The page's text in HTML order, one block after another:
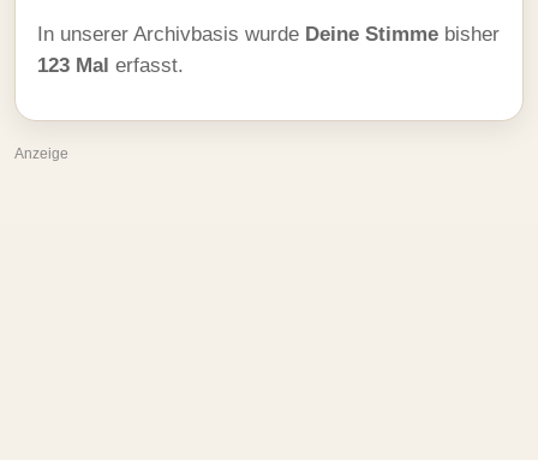
In unserer Archivbasis wurde Deine Stimme bisher
123 Mal erfasst.
Anzeige